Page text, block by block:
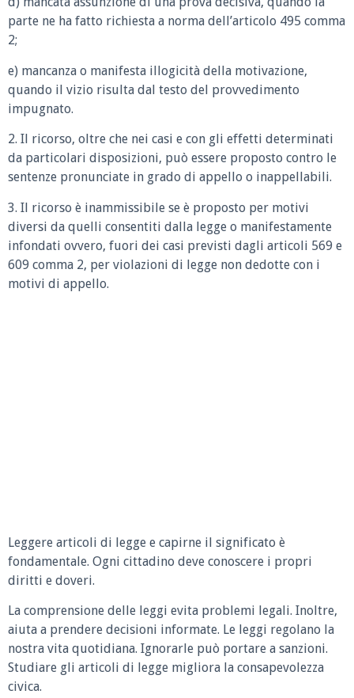
parte ne ha fatto richiesta a norma dell’articolo 495 comma
2;
e) mancanza o manifesta illogicità della motivazione,
quando il vizio risulta dal testo del provvedimento
impugnato.
2. Il ricorso, oltre che nei casi e con gli effetti determinati
da particolari disposizioni, può essere proposto contro le
sentenze pronunciate in grado di appello o inappellabili.
3. Il ricorso è inammissibile se è proposto per motivi
diversi da quelli consentiti dalla legge o manifestamente
infondati ovvero, fuori dei casi previsti dagli articoli 569 e
609 comma 2, per violazioni di legge non dedotte con i
motivi di appello.
Leggere articoli di legge e capirne il significato è
fondamentale. Ogni cittadino deve conoscere i propri
diritti e doveri.
La comprensione delle leggi evita problemi legali. Inoltre,
aiuta a prendere decisioni informate. Le leggi regolano la
nostra vita quotidiana. Ignorarle può portare a sanzioni.
Studiare gli articoli di legge migliora la consapevolezza
civica.